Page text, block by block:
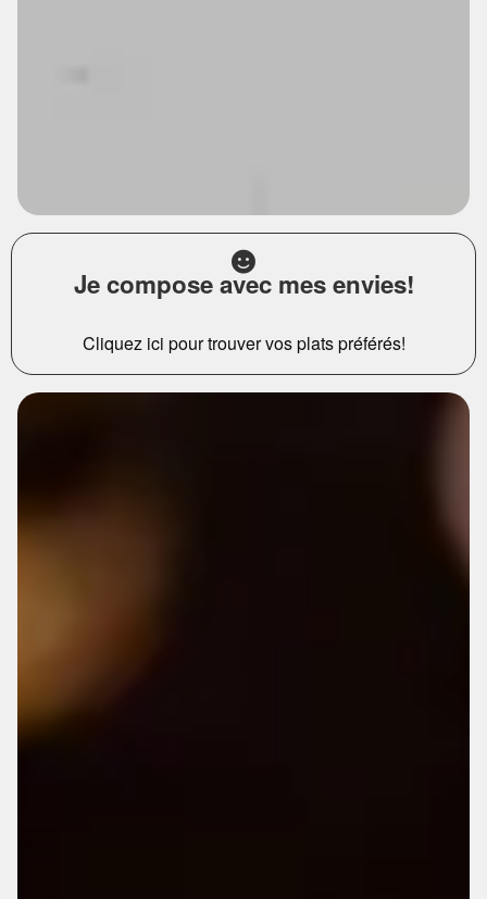
Je compose avec mes envies!
Cliquez ici pour trouver vos plats préférés!